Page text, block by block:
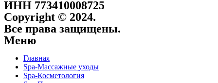
ИНН 773410008725
Copyright © 2024.
Все права защищены.
Меню
Главная
Spa-Массажные уходы
Spa-Косметология